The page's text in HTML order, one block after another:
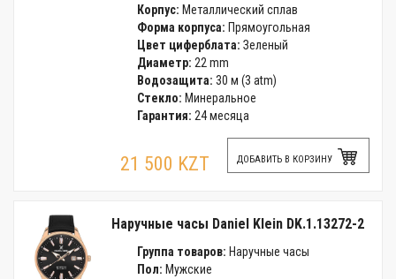
Корпус: Металлический сплав
Форма корпуса: Прямоугольная
Цвет циферблата: Зеленый
Диаметр: 22 mm
Водозащита: 30 м (3 atm)
Стекло: Минеральное
Гарантия: 24 месяца
21 500 KZT ДОБАВИТЬ В КОРЗИНУ
Наручные часы Daniel Klein DK.1.13272-2
Группа товаров: Наручные часы
Пол: Мужские